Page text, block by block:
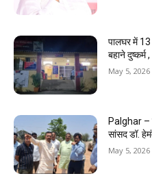
पालघर में 13
बहाने दुष्कर्म
May 5, 2026
Palghar –
सांसद डॉ.
May 5, 2026